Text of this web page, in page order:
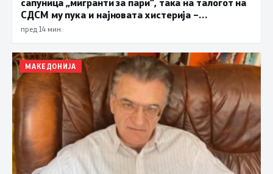
СДСМ му пука и најновата хистерија –
прифаќање на француски предлог
пред 14 мин.
МАКЕДОНИЈА